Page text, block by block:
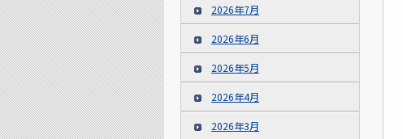
2026年7月
2026年6月
2026年5月
2026年4月
2026年3月